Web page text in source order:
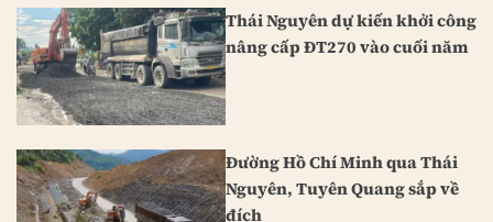
Thái Nguyên dự kiến khởi công
nâng cấp ĐT270 vào cuối năm
Đường Hồ Chí Minh qua Thái
Nguyên, Tuyên Quang sắp về
đích